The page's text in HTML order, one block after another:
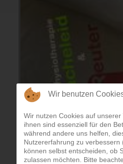
Wir benutzen
Wir nutzen Cookies auf
ihnen sind essenziell für den
während andere uns helfen,
Nutzererfahrung zu verbessern
können selbst entscheiden, ob
zulassen möchten. Bitte